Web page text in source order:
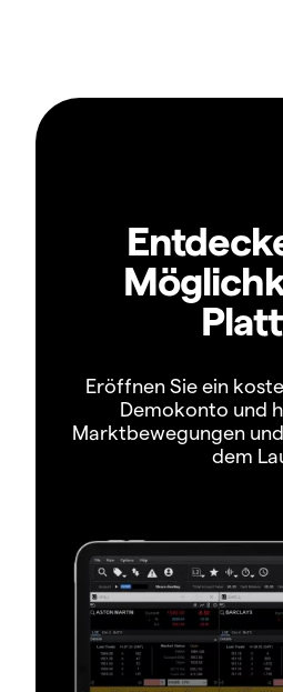
Eröffnen Sie ein
Demokonto und
Marktbewegungen
dem